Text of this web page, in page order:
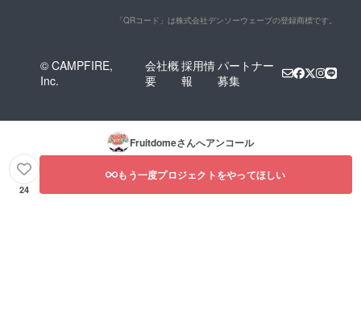
「QRコード」は株式会社デンソーウェーブの登録商標です。
© CAMPFIRE,
Inc.
会社概
要
採用情
報
パートナー
募集
Fruitdomeさんへアンコール
24
もう一度プロジェクトをやってほしい